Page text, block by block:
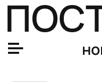
В Госдуме предложили